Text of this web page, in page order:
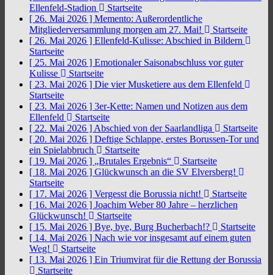
Ellenfeld-Stadion
Startseite
[ 26. Mai 2026 ] Memento: Außerordentliche
Mitgliederversammlung morgen am 27. Mai!
Startseite
[ 26. Mai 2026 ] Ellenfeld-Kulisse: Abschied in Bildern
Startseite
[ 25. Mai 2026 ] Emotionaler Saisonabschluss vor guter
Kulisse
Startseite
[ 23. Mai 2026 ] Die vier Musketiere aus dem Ellenfeld
Startseite
[ 23. Mai 2026 ] 3er-Kette: Namen und Notizen aus dem
Ellenfeld
Startseite
[ 22. Mai 2026 ] Abschied von der Saarlandliga
Startseite
[ 20. Mai 2026 ] Deftige Schlappe, erstes Borussen-Tor und
ein Spielabbruch
Startseite
[ 19. Mai 2026 ] „Brutales Ergebnis“
Startseite
[ 18. Mai 2026 ] Glückwunsch an die SV Elversberg!
Startseite
[ 17. Mai 2026 ] Vergesst die Borussia nicht!
Startseite
[ 16. Mai 2026 ] Joachim Weber 80 Jahre – herzlichen
Glückwunsch!
Startseite
[ 15. Mai 2026 ] Bye, bye, Burg Bucherbach!?
Startseite
[ 14. Mai 2026 ] Nach wie vor insgesamt auf einem guten
Weg!
Startseite
[ 13. Mai 2026 ] Ein Triumvirat für die Rettung der Borussia
Startseite